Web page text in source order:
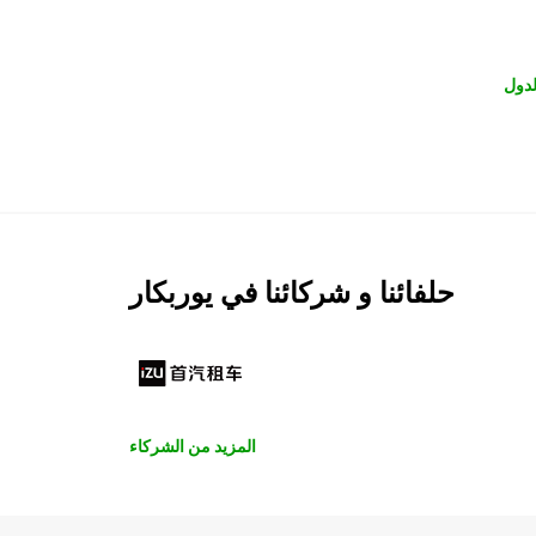
حلفائنا و شركائنا في يوربكار
المزيد من الشركاء